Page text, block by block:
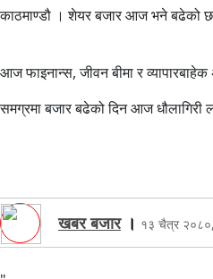
काठमाण्डौ । शेयर बजार आज भने बढेको
आज फाइनान्स, जीवन बीमा र
समग्रमा बजार बढेको दिन आज
खबर बजार। १३ चैत्र